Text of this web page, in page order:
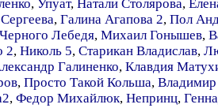
, Упуат, Натали Столярова,
, Галина Агапова 2, Пол
Лебедя, Михаил Гонышев,
2, Николь 5, Старикан Владислав,
Галиненко, Клавдия
, Просто Такой Кольша,
, Федор Михайлюк, Непринц,